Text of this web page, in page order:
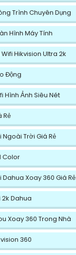
Trình Chuyên Dụng
Hình Máy Tính
Hikvision Ultra 2k
Động
Hình Ảnh Siêu Nét
Rẻ
Trời Giá Rẻ
Color
Xoay 360 Giá Rẻ
Dahua
Xoay 360 Trong Nhà
360